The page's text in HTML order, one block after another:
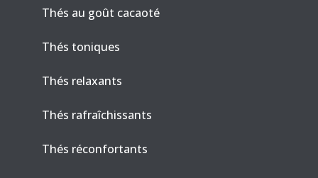
Thés au goût cacaoté
Thés toniques
Thés relaxants
Thés rafraîchissants
Thés réconfortants